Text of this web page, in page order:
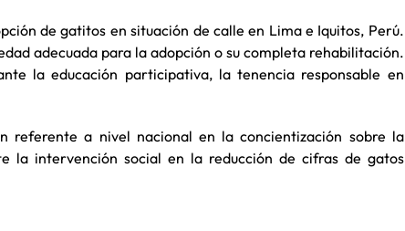
de gatitos en situación de calle en Lima e Iquitos, Perú.
adecuada para la adopción o su completa rehabilitación.
la educación participativa, la tenencia responsable en
referente a nivel nacional en la concientización sobre la
la intervención social en la reducción de cifras de gatos